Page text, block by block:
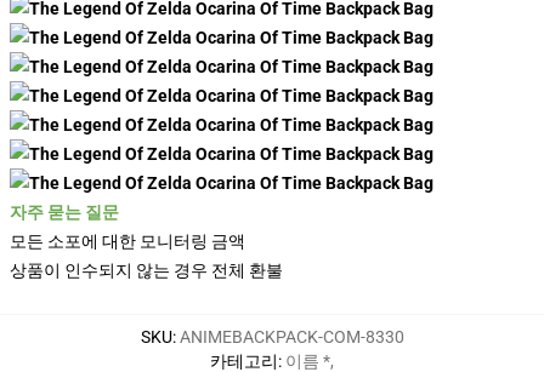
자주 묻는 질문
모든 소포에 대한 모니터링 금액
상품이 인수되지 않는 경우 전체 환불
SKU:ANIMEBACKPACK-COM-8330
카테고리: 이름 *,